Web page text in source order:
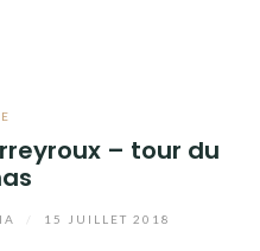
– tour du
15 JUILLET 2018